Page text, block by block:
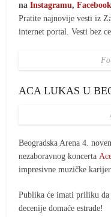
naInstagramu,
Pratite najnovije vesti iz
internet portal. Vesti bez
ACA LUKAS U
Beogradska Arena 4.
nezaboravnog koncerta
impresivne muzičke
Publika će imati priliku
decenije domaće estrade!